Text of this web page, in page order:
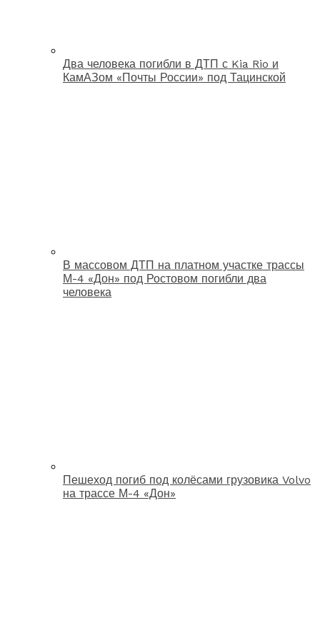
Два человека погибли в ДТП с Kia Rio и
КамАЗом «Почты России» под Тацинской
В массовом ДТП на платном участке трассы
М-4 «Дон» под Ростовом погибли два
человека
Пешеход погиб под колёсами грузовика Volvo
на трассе М-4 «Дон»